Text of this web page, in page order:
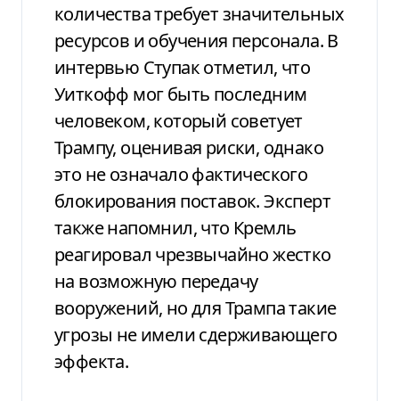
количества требует значительных
ресурсов и обучения персонала. В
интервью Ступак отметил, что
Уиткофф мог быть последним
человеком, который советует
Трампу, оценивая риски, однако
это не означало фактического
блокирования поставок. Эксперт
также напомнил, что Кремль
реагировал чрезвычайно жестко
на возможную передачу
вооружений, но для Трампа такие
угрозы не имели сдерживающего
эффекта.